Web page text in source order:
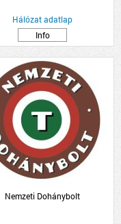
Hálózat adatlap
Info
Nemzeti Dohánybolt